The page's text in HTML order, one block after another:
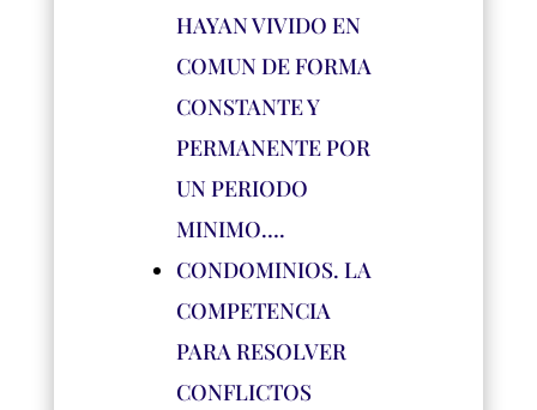
HAYAN VIVIDO EN
COMUN DE FORMA
CONSTANTE Y
PERMANENTE POR
UN PERIODO
MINIMO….
CONDOMINIOS. LA
COMPETENCIA
PARA RESOLVER
CONFLICTOS